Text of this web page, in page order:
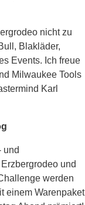
nicht zu
Blakläder,
Events. Ich freue
Milwaukee Tools
Karl
und
und
werden
einem Warenpaket